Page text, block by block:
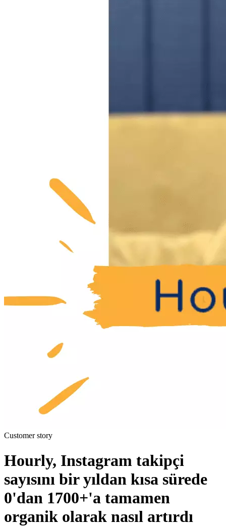
Customer story
Hourly, Instagram takipçi
sayısını bir yıldan kısa sürede
0'dan 1700+'a tamamen
organik olarak nasıl artırdı